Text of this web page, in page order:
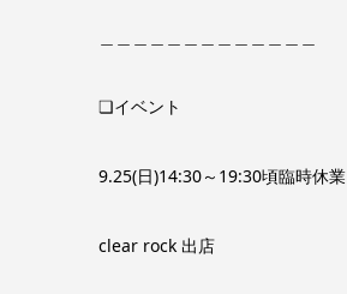
❏イベント
9.25(日)14:30～19:30頃臨時休業
clear rock 出店